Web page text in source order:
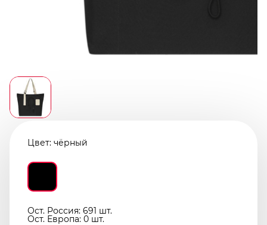
Цвет: чёрный
Ост. Россия: 691 шт.
Ост. Европа: 0 шт.